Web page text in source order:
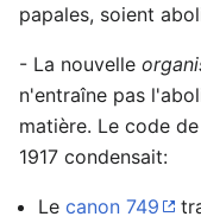
papales, soient
- La nouvelle
n'entraîne pas
matière. Le code
1917 condensait:
Le canon 749